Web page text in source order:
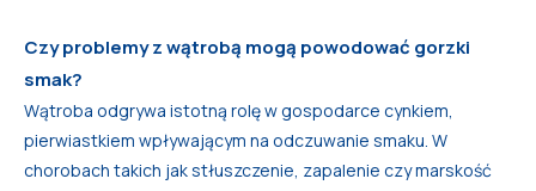
Czy problemy z wątrobą mogą powodować gorzki
smak?
Wątroba odgrywa istotną rolę w gospodarce cynkiem,
pierwiastkiem wpływającym na odczuwanie smaku. W
chorobach takich jak stłuszczenie, zapalenie czy marskość